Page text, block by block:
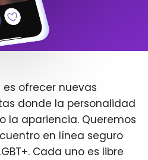
es ofrecer nuevas
donde la personalidad
la apariencia. Queremos
en línea seguro
Cada uno es libre